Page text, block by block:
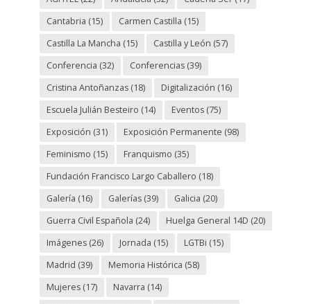
Cantabria (15) Carmen Castilla (15)
Castilla La Mancha (15) Castilla y León (57)
Conferencia (32) Conferencias(39)
Cristina Antoñanzas(18) Digitalización (16)
Escuela Julián Besteiro (14) Eventos(75)
Exposición (31) Exposición Permanente (98)
Feminismo (15) Franquismo (35)
Fundación Francisco Largo Caballero (18)
Galería (16) Galerías(39) Galicia (20)
Guerra Civil Española (24) Huelga General 14D (20)
Imágenes(26) Jornada (15) LGTBi (15)
Madrid (39) Memoria Histórica (58)
Mujeres(17) Navarra (14)